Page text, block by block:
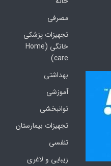
مصرفی
تجهیزات پزشکی
خانگی (Home
care)
بهداشتی
آموزشی
توانبخشی
تجهیزات بیمارستان
تنفسی
زیبایی و لاغری